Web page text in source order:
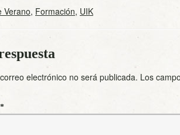
Verano, Formación, UIK
electrónico no será publicada. Los
*